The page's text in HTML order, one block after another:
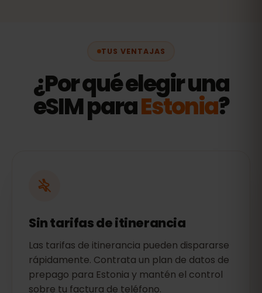
TUS VENTAJAS
¿Por qué elegir una
eSIM paraEstonia?
Sin tarifas de itinerancia
Las tarifas de itinerancia pueden dispararse
rápidamente. Contrata un plan de datos de
prepago para Estonia y mantén el control
sobre tu factura de teléfono.